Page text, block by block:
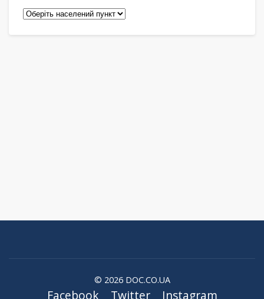
Педіатри
© 2026 DOC.CO.UA
Facebook Twitter Instagram